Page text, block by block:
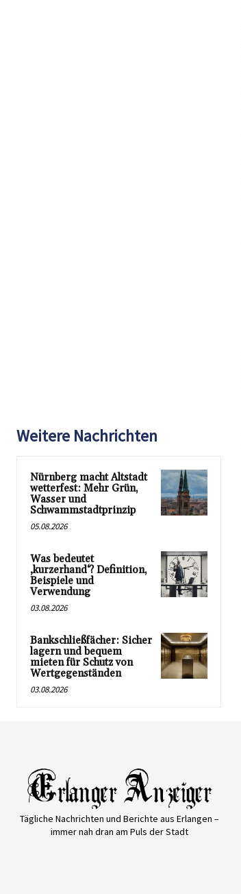
Weitere Nachrichten
Nürnberg macht Altstadt
wetterfest: Mehr Grün,
Wasser und
Schwammstadtprinzip
05.08.2026
Was bedeutet
‚kurzerhand‘? Definition,
Beispiele und
Verwendung
03.08.2026
Bankschließfächer: Sicher
lagern und bequem
mieten für Schutz von
Wertgegenständen
03.08.2026
Tägliche Nachrichten und Berichte aus Erlangen –
immer nah dran am Puls der Stadt